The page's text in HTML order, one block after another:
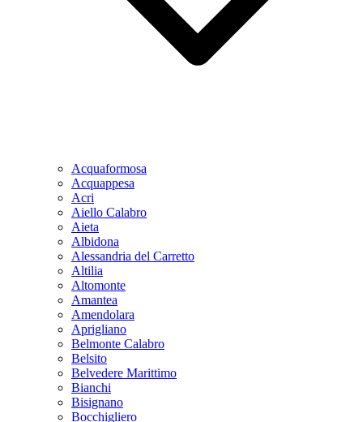
Acquaformosa
Acquappesa
Acri
Aiello Calabro
Aieta
Albidona
Alessandria del Carretto
Altilia
Altomonte
Amantea
Amendolara
Aprigliano
Belmonte Calabro
Belsito
Belvedere Marittimo
Bianchi
Bisignano
Bocchigliero